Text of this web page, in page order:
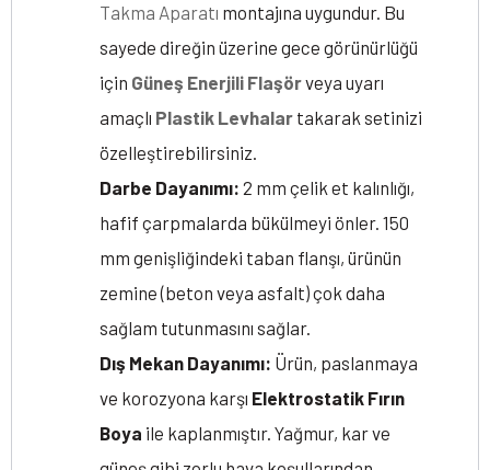
Takma Aparatı montajına uygundur. Bu
sayede direğin üzerine gece görünürlüğü
için Güneş Enerjili Flaşörveya uyarı
amaçlı Plastik Levhalar takarak setinizi
özelleştirebilirsiniz.
Darbe Dayanımı: 2 mm çelik et kalınlığı,
hafif çarpmalarda bükülmeyi önler. 150
mm genişliğindeki taban flanşı, ürünün
zemine (beton veya asfalt) çok daha
sağlam tutunmasını sağlar.
Dış Mekan Dayanımı: Ürün, paslanmaya
ve korozyona karşı Elektrostatik Fırın
Boya ile kaplanmıştır. Yağmur, kar ve